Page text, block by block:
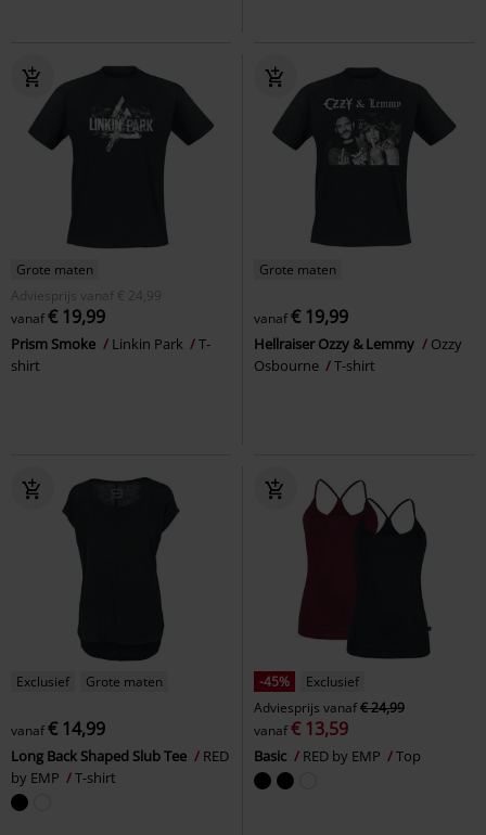
Grote maten
Adviesprijs
vanaf € 24,99
vanaf€ 19,99
Prism Smoke Linkin Park
T-
shirt
Grote maten
vanaf€ 19,99
Hellraiser Ozzy & Lemmy
Ozzy
Osbourne
T-shirt
Exclusief Grote maten
vanaf€ 14,99
Long Back Shaped Slub Tee
RED
by EMP
T-shirt
-45%
Exclusief
Adviesprijs vanaf€ 24,99
vanaf€ 13,59
Basic RED by EMP Top